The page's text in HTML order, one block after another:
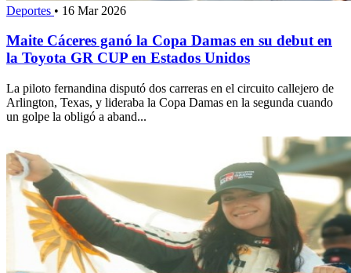
Deportes • 16 Mar 2026
Maite Cáceres ganó la Copa Damas en su debut en
la Toyota GR CUP en Estados Unidos
La piloto fernandina disputó dos carreras en el circuito callejero de
Arlington, Texas, y lideraba la Copa Damas en la segunda cuando
un golpe la obligó a aband...